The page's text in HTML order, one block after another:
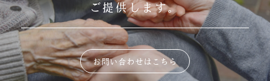
ご提供します。
お問い合わせはこちら